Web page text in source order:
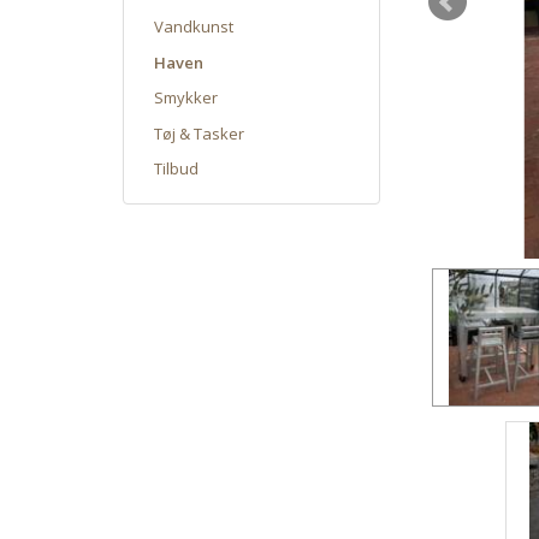
Vandkunst
Haven
Smykker
Tøj & Tasker
Tilbud